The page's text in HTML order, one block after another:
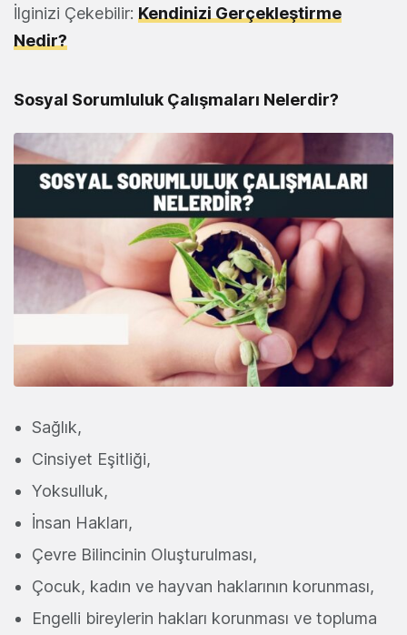
İlginizi Çekebilir: Kendinizi Gerçekleştirme
Nedir?
Sosyal Sorumluluk Çalışmaları Nelerdir?
Sağlık,
Cinsiyet Eşitliği,
Yoksulluk,
İnsan Hakları,
Çevre Bilincinin Oluşturulması,
Çocuk, kadın ve hayvan haklarının korunması,
Engelli bireylerin hakları korunması ve topluma